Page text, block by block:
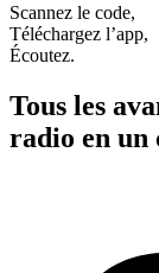
Scannez le code,
Téléchargez l’app,
Écoutez.
Tous les
radio en un